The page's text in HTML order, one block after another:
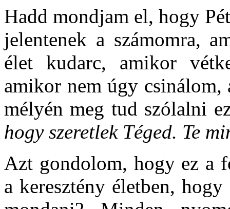
Hadd mondjam el, hogy
jelentenek a számomra,
élet kudarc, amikor
amikor nem úgy
mélyén meg tud szólalni
hogy szeretlek Téged. Te
Azt gondolom, hogy ez a
a keresztény életben,